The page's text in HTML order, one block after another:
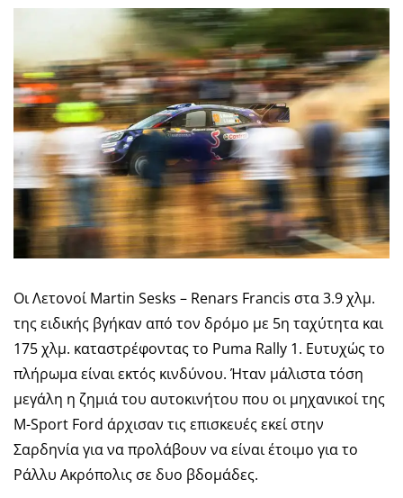
Οι Λετονοί Martin Sesks – Renars Francis στα 3.9 χλμ.
της ειδικής βγήκαν από τον δρόμο με 5η ταχύτητα και
175 χλμ. καταστρέφοντας το Puma Rally 1. Ευτυχώς το
πλήρωμα είναι εκτός κινδύνου. Ήταν μάλιστα τόση
μεγάλη η ζημιά του αυτοκινήτου που οι μηχανικοί της
M-Sport Ford άρχισαν τις επισκευές εκεί στην
Σαρδηνία για να προλάβουν να είναι έτοιμο για το
Ράλλυ Ακρόπολις σε δυο βδομάδες.